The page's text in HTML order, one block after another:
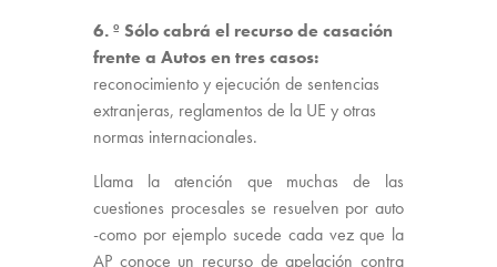
6. º Sólo cabrá el recurso de casación
frente a Autos en tres casos:
reconocimiento y ejecución de sentencias
extranjeras, reglamentos de la UE y otras
normas internacionales.
Llama la atención que muchas de las
cuestiones procesales se resuelven por auto
-como por ejemplo sucede cada vez que la
AP conoce un recurso de apelación contra